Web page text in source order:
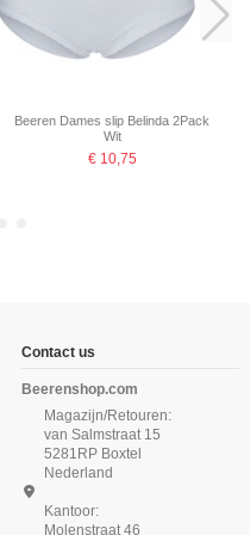
Beeren Dames slip Belinda 2Pack
Wit
€ 10,75
Contact us
Beerenshop.com
Magazijn/Retouren:
van Salmstraat 15
5281RP Boxtel
Nederland
Kantoor:
Molenstraat 46